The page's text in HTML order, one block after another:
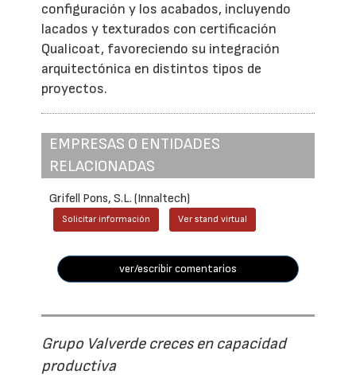
configuración y los acabados, incluyendo
lacados y texturados con certificación
Qualicoat, favoreciendo su integración
arquitectónica en distintos tipos de
proyectos.
EMPRESAS O ENTIDADES
RELACIONADAS
Grifell Pons, S.L. (Innaltech)
Solicitar información Ver stand virtual
ver/escribir comentarios
Grupo Valverde creces en capacidad
productiva